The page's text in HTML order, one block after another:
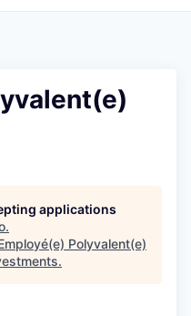
applications
.
Polyvalent(e)
.